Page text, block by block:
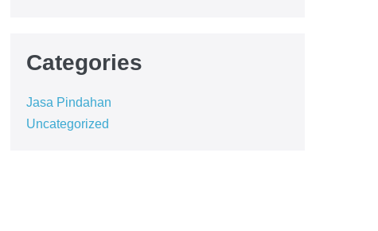
Categories
Jasa Pindahan
Uncategorized